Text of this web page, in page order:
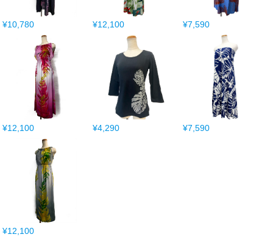
¥10,780 ¥12,100 ¥7,590
¥12,100 ¥4,290 ¥7,590
¥12,100